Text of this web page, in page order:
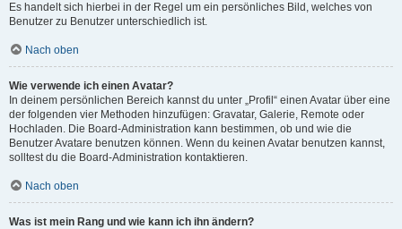
Es handelt sich hierbei in der Regel um ein persönliches Bild, welches von
Benutzer zu Benutzer unterschiedlich ist.
Nach oben
Wie verwende ich einen Avatar?
In deinem persönlichen Bereich kannst du unter „Profil“ einen Avatar über eine
der folgenden vier Methoden hinzufügen: Gravatar, Galerie, Remote oder
Hochladen. Die Board-Administration kann bestimmen, ob und wie die
Benutzer Avatare benutzen können. Wenn du keinen Avatar benutzen kannst,
solltest du die Board-Administration kontaktieren.
Nach oben
Was ist mein Rang und wie kann ich ihn ändern?